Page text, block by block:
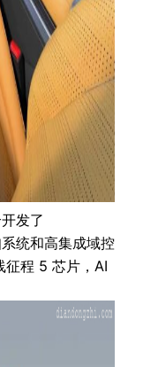
发了
统和高集成域控
征程 5 芯片，AI